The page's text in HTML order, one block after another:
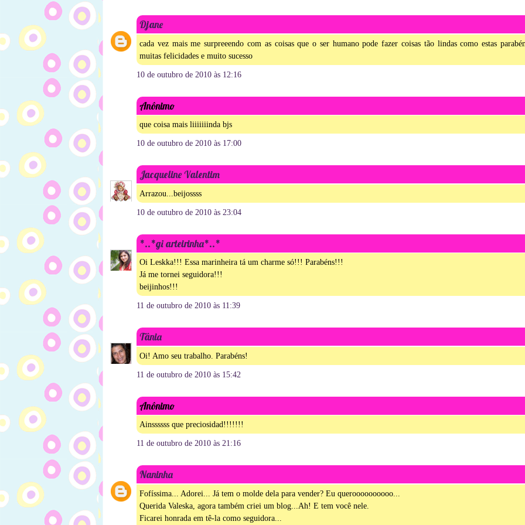
Djane
cada vez mais me surpreeendo com as coisas que o ser humano pode fazer coisas tão lindas como estas
muitas felicidades e muito sucesso
10 de outubro de 2010 às 12:16
Anônimo
que coisa mais liiiiiiinda bjs
10 de outubro de 2010 às 17:00
Jacqueline Valentim
Arrazou...beijossss
10 de outubro de 2010 às 23:04
*..*gi arteirinha*..*
Oi Leskka!!! Essa marinheira tá um charme só!!! Parabéns!!!
Já me tornei seguidora!!!
beijinhos!!!
11 de outubro de 2010 às 11:39
Tânia
Oi! Amo seu trabalho. Parabéns!
11 de outubro de 2010 às 15:42
Anônimo
Ainssssss que preciosidad!!!!!!!
11 de outubro de 2010 às 21:16
Naninha
Fofíssima... Adorei... Já tem o molde dela para vender? Eu queroooooooooo...
Querida Valeska, agora também criei um blog...Ah! E tem você nele.
Ficarei honrada em tê-la como seguidora...